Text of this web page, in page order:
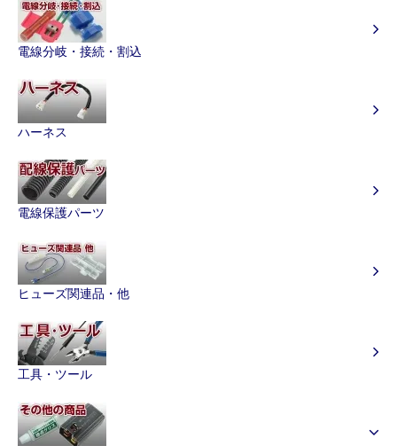
電線分岐・接続・割込
ハーネス
電線保護パーツ
ヒューズ関連品・他
工具・ツール